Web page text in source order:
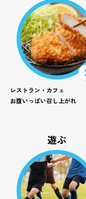
レストラン・カフェ
お腹いっぱい召し上がれ
遊ぶ